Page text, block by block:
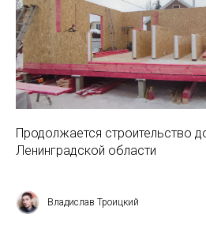
Продолжается строительство
Ленинградской области
Владислав Троицкий